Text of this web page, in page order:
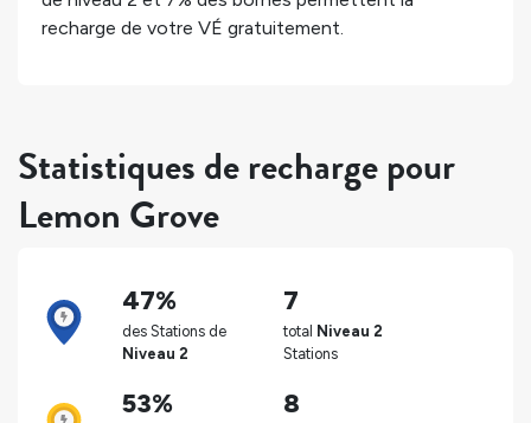
recharge de votre VÉ gratuitement.
Statistiques de recharge pour
Lemon Grove
47%
des Stations de
Niveau 2
7
total Niveau 2
Stations
53% 8